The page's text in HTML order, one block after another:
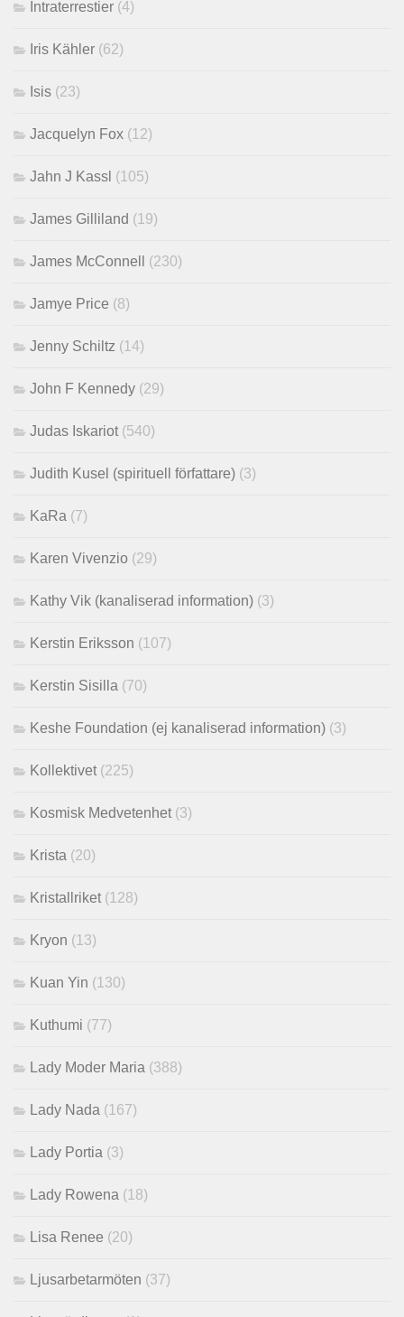
Intraterrestier (4)
Iris Kähler (62)
Isis (23)
Jacquelyn Fox (12)
Jahn J Kassl (105)
James Gilliland (19)
James McConnell (230)
Jamye Price (8)
Jenny Schiltz (14)
John F Kennedy (29)
Judas Iskariot (540)
Judith Kusel (spirituell författare) (3)
KaRa (7)
Karen Vivenzio (29)
Kathy Vik (kanaliserad information) (3)
Kerstin Eriksson (107)
Kerstin Sisilla (70)
Keshe Foundation (ej kanaliserad information) (3)
Kollektivet (225)
Kosmisk Medvetenhet (3)
Krista (20)
Kristallriket (128)
Kryon (13)
Kuan Yin (130)
Kuthumi (77)
Lady Moder Maria (388)
Lady Nada (167)
Lady Portia (3)
Lady Rowena (18)
Lisa Renee (20)
Ljusarbetarmöten (37)